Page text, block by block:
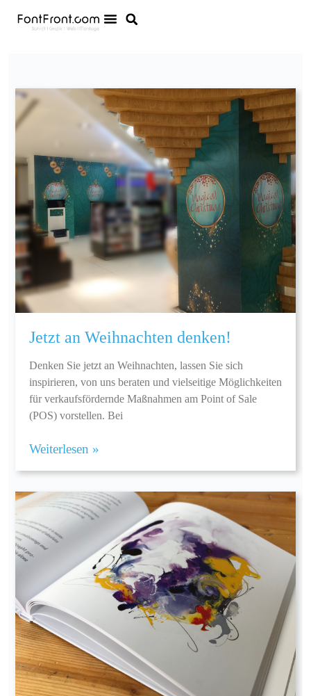
Jetzt an Weihnachten denken!
Denken Sie jetzt an Weihnachten, lassen Sie sich
inspirieren, von uns beraten und vielseitige Möglichkeiten
für verkaufsfördernde Maßnahmen am Point of Sale
(POS) vorstellen. Bei
Weiterlesen »